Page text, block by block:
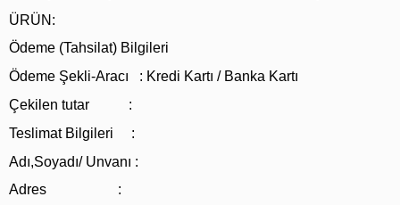
ÜRÜN:
Ödeme (Tahsilat) Bilgileri
Ödeme Şekli-Aracı : Kredi Kartı / Banka Kartı
Çekilen tutar :
Teslimat Bilgileri :
Adı,Soyadı/ Unvanı :
Adres :